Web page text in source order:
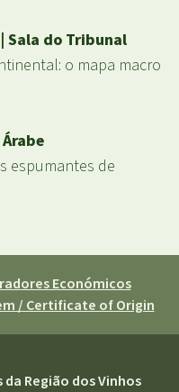
Sala do Tribunal
o mapa macro
espumantes de
Económicos
/ Certificate of Origin
Região dos Vinhos